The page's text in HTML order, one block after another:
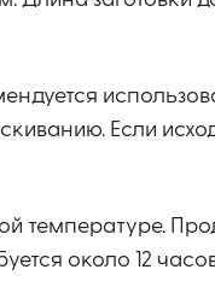
Если
температуре.
около 12